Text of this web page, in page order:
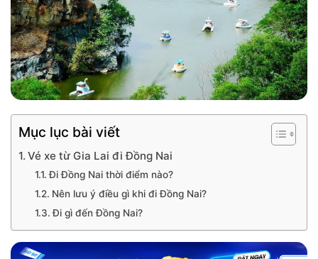
Mục lục bài viết
Vé xe từ Gia Lai đi Đồng Nai
Đi Đồng Nai thời điểm nào?
Nên lưu ý điều gì khi đi Đồng Nai?
Đi gì đến Đồng Nai?